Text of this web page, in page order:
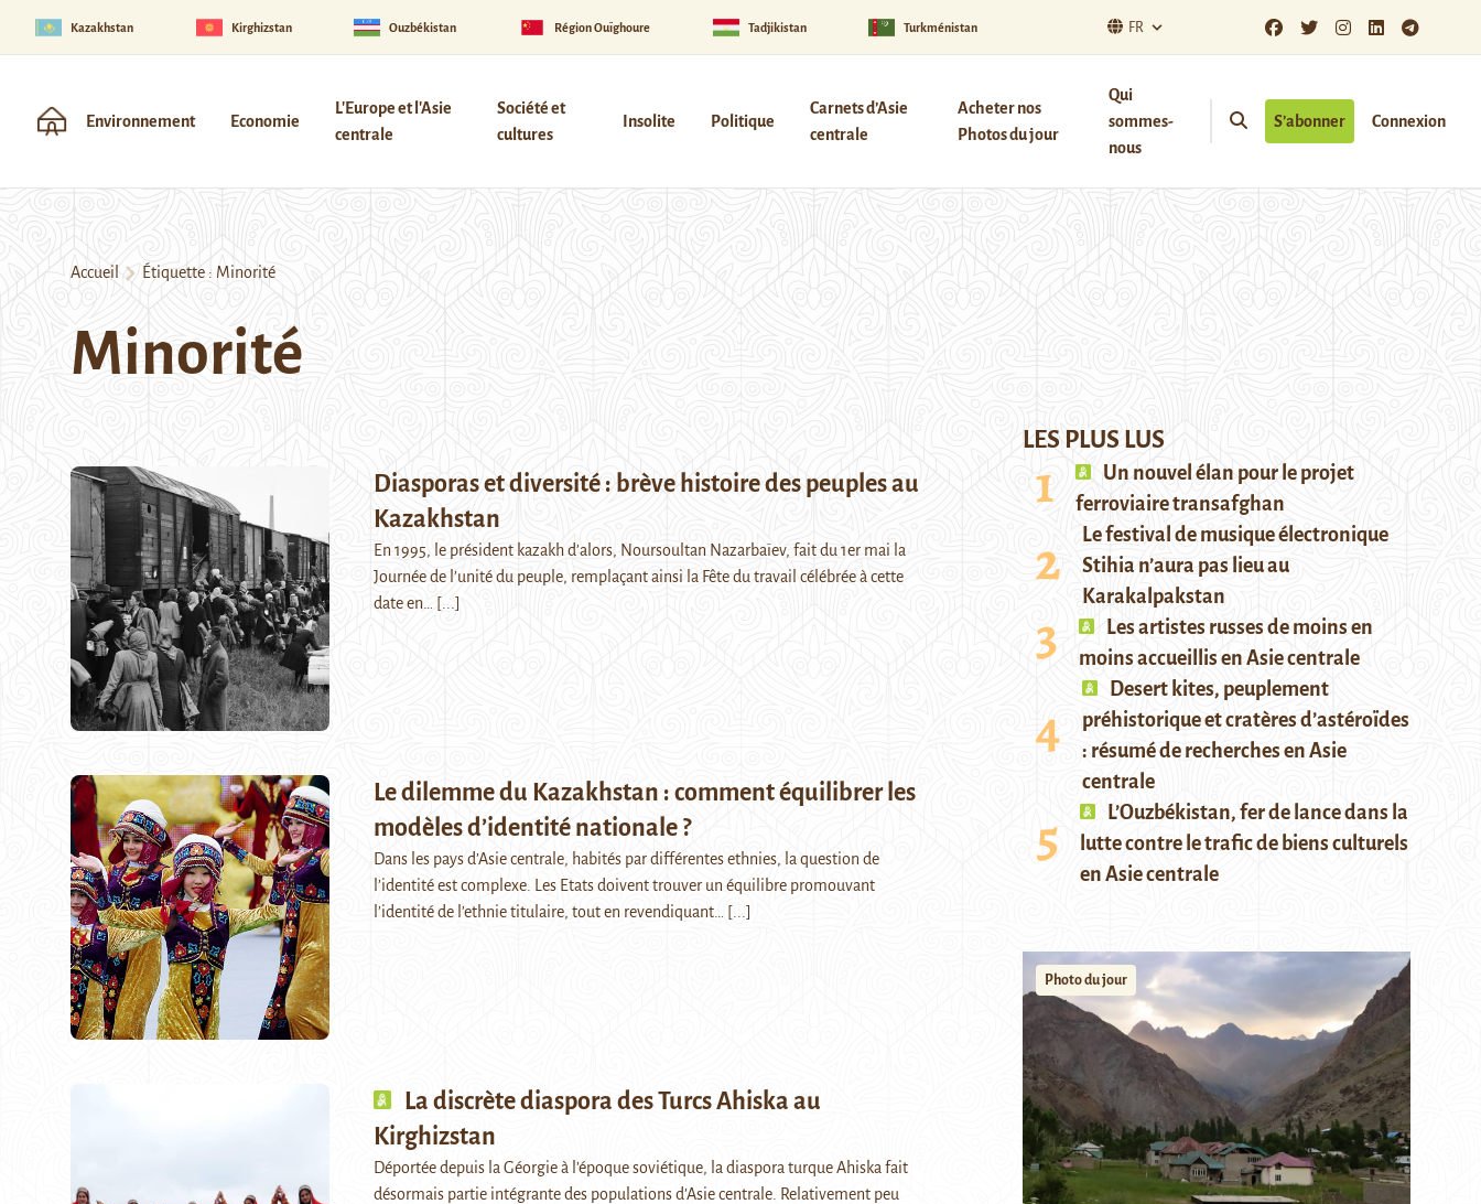
Kazakhstan Kirghizstan Ouzbékistan Région Ouïghoure Tadjikistan Turkménistan FR
Environnement Economie
L'Europe et l'Asie
centrale
Société et
cultures
Insolite Politique
Carnets d’Asie
centrale
Acheter nos
Photos du jour
Qui
sommes-
nous
S’abonner Connexion
Accueil Étiquette : Minorité
Minorité
Diasporas et diversité : brève histoire des peuples au
Kazakhstan
En 1995, le président kazakh d’alors, Noursoultan Nazarbaïev, fait du 1er mai la
Journée de l’unité du peuple, remplaçant ainsi la Fête du travail célébrée à cette
date en…
[...]
Le dilemme du Kazakhstan : comment équilibrer les
modèles d’identité nationale ?
Dans les pays d’Asie centrale, habités par différentes ethnies, la question de
l’identité est complexe. Les Etats doivent trouver un équilibre promouvant
l’identité de l’ethnie titulaire, tout en revendiquant…
[...]
La discrète diaspora des Turcs Ahiska au
Kirghizstan
Déportée depuis la Géorgie à l’époque soviétique, la diaspora turque Ahiska fait
désormais partie intégrante des populations d’Asie centrale. Relativement peu
LES PLUS LUS
Un nouvel élan pour le projet
ferroviaire transafghan
Le festival de musique électronique
Stihia n’aura pas lieu au
Karakalpakstan
Les artistes russes de moins en
moins accueillis en Asie centrale
Desert kites, peuplement
préhistorique et cratères d’astéroïdes
: résumé de recherches en Asie
centrale
L’Ouzbékistan, fer de lance dans la
lutte contre le trafic de biens culturels
en Asie centrale
Photo du jour